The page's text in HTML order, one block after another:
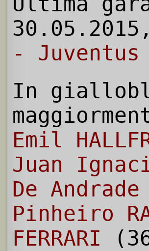
- Juventus
In
Emil
Juan
De
Pinheiro
FERRARI